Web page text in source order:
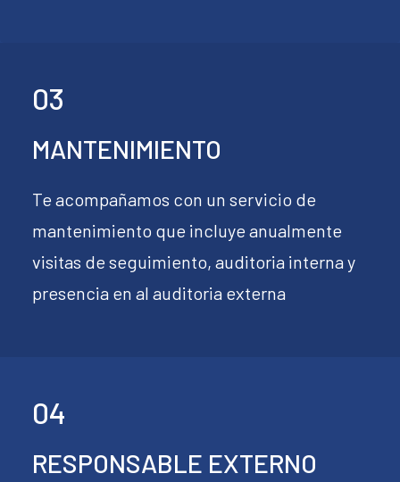
03
MANTENIMIENTO
Te acompañamos con un servicio de
mantenimiento que incluye anualmente
visitas de seguimiento, auditoria interna y
presencia en al auditoria externa
04
RESPONSABLE EXTERNO